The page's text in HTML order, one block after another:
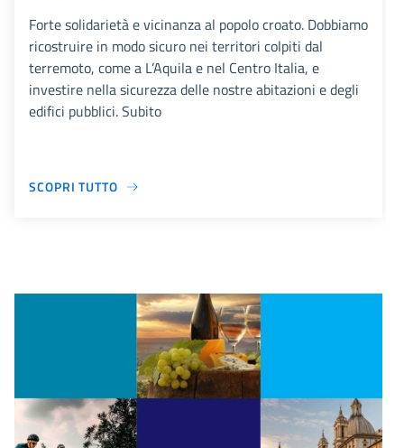
Forte solidarietà e vicinanza al popolo croato. Dobbiamo
ricostruire in modo sicuro nei territori colpiti dal
terremoto, come a L’Aquila e nel Centro Italia, e
investire nella sicurezza delle nostre abitazioni e degli
edifici pubblici. Subito
SCOPRI TUTTO